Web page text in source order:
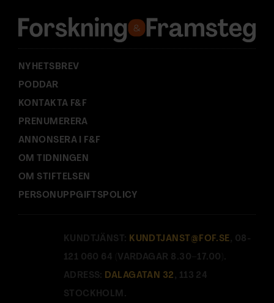
s
:
NYHETSBREV
PODDAR
KONTAKTA F&F
PRENUMERERA
ANNONSERA I F&F
OM TIDNINGEN
OM STIFTELSEN
PERSONUPPGIFTSPOLICY
KUNDTJÄNST: KUNDTJANST@FOF.SE , 08-
121 060 64 (VARDAGAR 8.30–17.00).
ADRESS: DALAGATAN 32 , 113 24
STOCKHOLM.